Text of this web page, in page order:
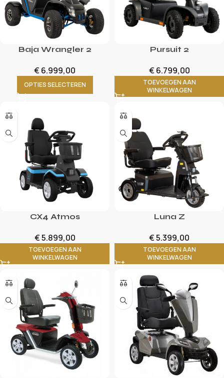
Baja Wrangler 2
€ 6.999,00
OPTIES SELECTEREN
Pursuit 2
€ 6.799,00
TOEVOEGEN AAN
WINKELWAGEN
CX4 Atmos
€5.899,00
TOEVOEGEN AAN
WINKELWAGEN
Luna Z
€5.399,00
TOEVOEGEN AAN
WINKELWAGEN